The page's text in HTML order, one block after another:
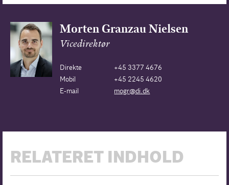
Morten Granzau Nielsen
Vicedirektør
Direkte
+45 3377 4676
Mobil
+45 2245 4620
E-mail
mogr@di.dk
RELATERET INDHOLD